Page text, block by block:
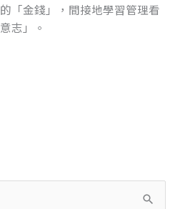
「金錢」，間接地學習管理看
志」。